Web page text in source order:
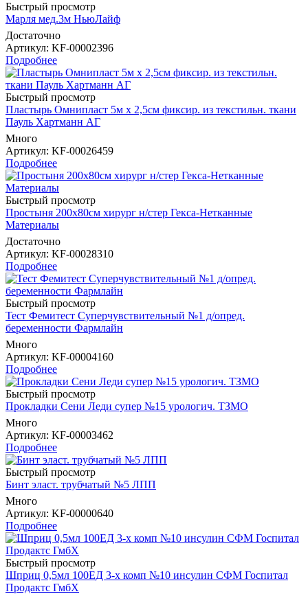
Быстрый просмотр
Марля мед.3м НьюЛайф
Достаточно
Артикул: KF-00002396
Подробнее
Быстрый просмотр
Пластырь Омнипласт 5м х 2,5см фиксир. из текстильн. ткани
Пауль Хартманн AГ
Много
Артикул: KF-00026459
Подробнее
Быстрый просмотр
Простыня 200х80см хирург н/стер Гекса-Нетканные
Материалы
Достаточно
Артикул: KF-00028310
Подробнее
Быстрый просмотр
Тест Фемитест Суперчувствительный №1 д/опред.
беременности Фармлайн
Много
Артикул: KF-00004160
Подробнее
Быстрый просмотр
Прокладки Сени Леди супер №15 урологич. ТЗМО
Много
Артикул: KF-00003462
Подробнее
Быстрый просмотр
Бинт эласт. трубчатый №5 ЛПП
Много
Артикул: KF-00000640
Подробнее
Быстрый просмотр
Шприц 0,5мл 100ЕД 3-х комп №10 инсулин СФМ Госпитал
Продактс ГмбХ